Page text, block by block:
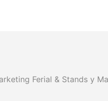
Ferial & Stands y